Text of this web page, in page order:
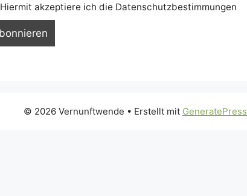
Hiermit akzeptiere ich die Datenschutzbestimmungen
© 2026 Vernunftwende • Erstellt mit GeneratePress